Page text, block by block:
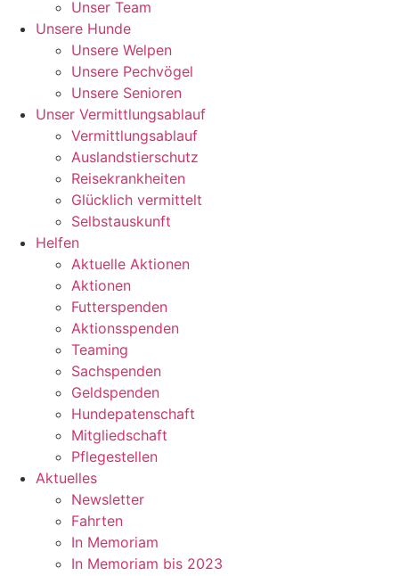
Unser Team
Unsere Hunde
Unsere Welpen
Unsere Pechvögel
Unsere Senioren
Unser Vermittlungsablauf
Vermittlungsablauf
Auslandstierschutz
Reisekrankheiten
Glücklich vermittelt
Selbstauskunft
Helfen
Aktuelle Aktionen
Aktionen
Futterspenden
Aktionsspenden
Teaming
Sachspenden
Geldspenden
Hundepatenschaft
Mitgliedschaft
Pflegestellen
Aktuelles
Newsletter
Fahrten
In Memoriam
In Memoriam bis 2023